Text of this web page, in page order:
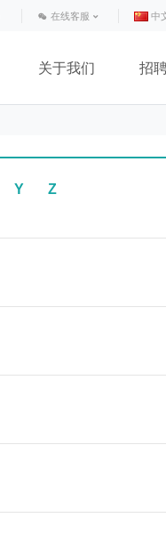
在线客服 中
关于我们 招
Y Z